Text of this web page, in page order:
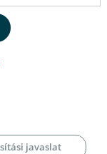
javaslat